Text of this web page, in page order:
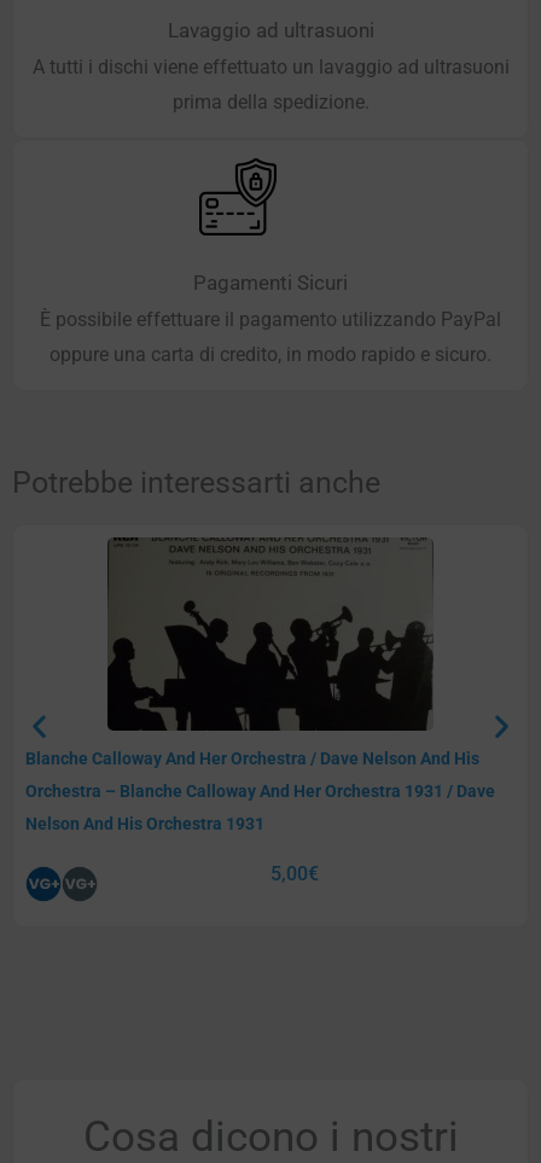
Lavaggio ad ultrasuoni
A tutti i dischi viene effettuato un lavaggio ad ultrasuoni
prima della spedizione.
Pagamenti Sicuri
È possibile effettuare il pagamento utilizzando PayPal
oppure una carta di credito, in modo rapido e sicuro.
Potrebbe interessarti anche
Blanche Calloway And Her Orchestra / Dave Nelson And His
Orchestra – Blanche Calloway And Her Orchestra 1931 / Dave
Nelson And His Orchestra 1931
5,00€
Cosa dicono i nostri